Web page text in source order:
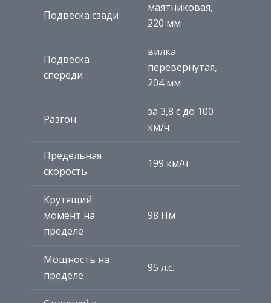
Подвеска сзади
маятниковая,
220 мм
Подвеска
спереди
вилка
перевернутая,
204 мм
Разгон
за 3,8 с до 100
км/ч
Предельная
скорость
199 км/ч
Крутящий
момент на
пределе
98 Нм
Мощность на
пределе
95 л.с.